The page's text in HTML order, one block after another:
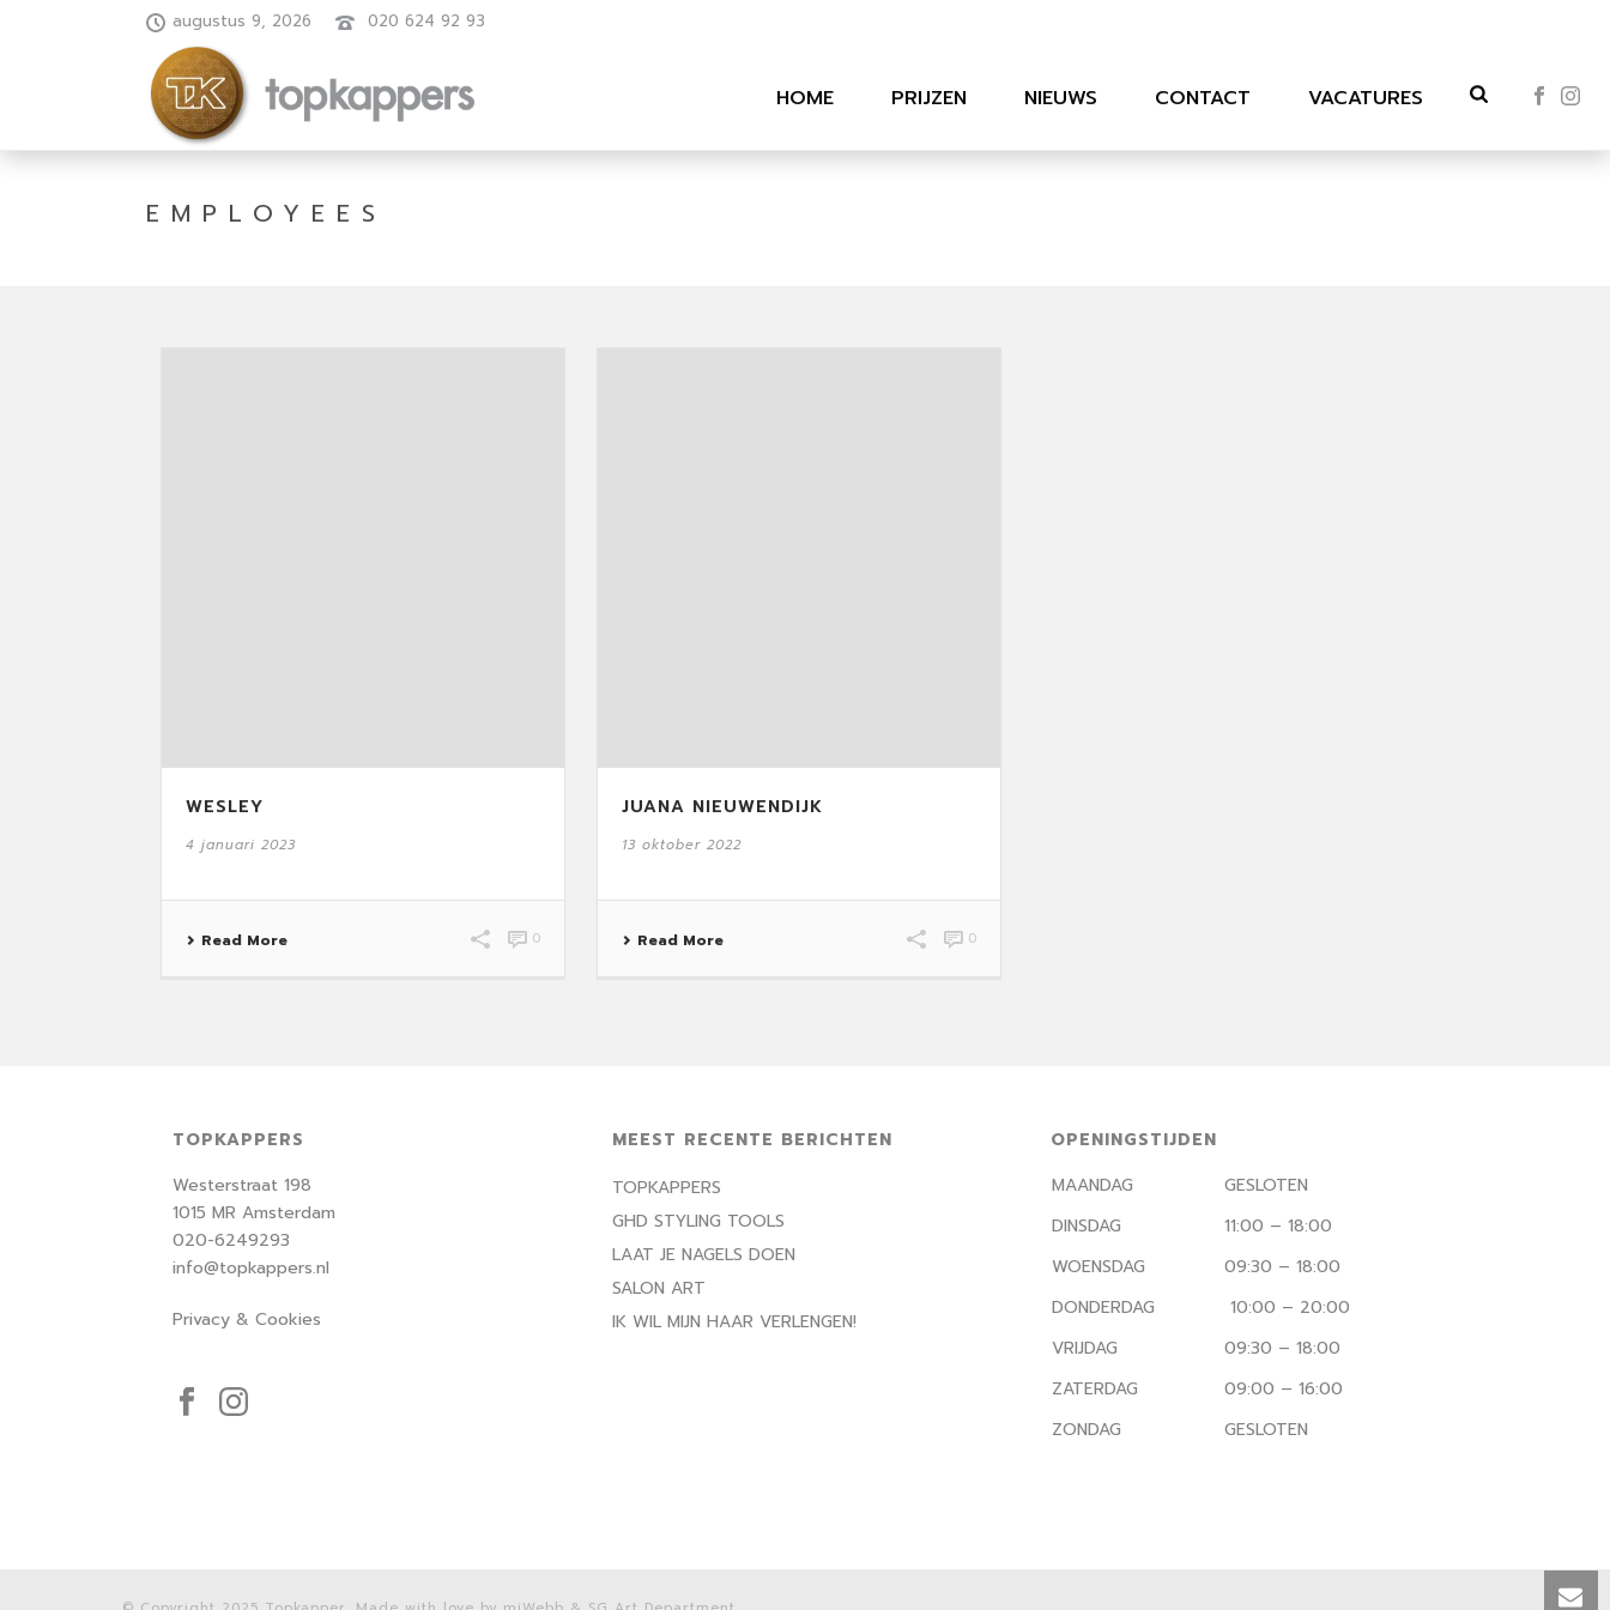
augustus 9, 2026 020 624 92 93
HOME PRIJZEN NIEUWS CONTACT VACATURES
EMPLOYEES
WESLEY
4 januari 2023
Read More 0
JUANA NIEUWENDIJK
13 oktober 2022
Read More 0
TOPKAPPERS
Westerstraat 198
1015 MR Amsterdam
020-6249293
info@topkappers.nl
Privacy & Cookies
MEEST RECENTE BERICHTEN
TOPKAPPERS
GHD STYLING TOOLS
LAAT JE NAGELS DOEN
SALON ART
IK WIL MIJN HAAR VERLENGEN!
OPENINGSTIJDEN
MAANDAG
GESLOTEN
DINSDAG
11:00 – 18:00
WOENSDAG
09:30 – 18:00
DONDERDAG
10:00 – 20:00
VRIJDAG
09:30 – 18:00
ZATERDAG
09:00 – 16:00
ZONDAG
GESLOTEN